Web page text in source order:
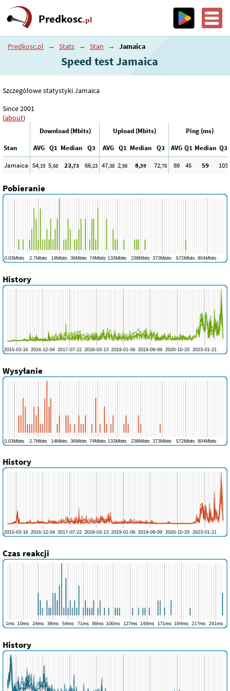
Predkosc.pl
Predkosc.pl → Stats → Stan → Jamaica
Speed test Jamaica
Szczegółowe statystyki Jamaica
Since 2001
(about)
Download (Mbits) Upload (Mbits)
Ping (ms)
Stan
AVG Q1 Median Q3 AVG Q1 Median Q3 AVG Q1 Median Q3
Jamaica 54,19 5,68 23,73 66,23 47,38 2,98 8,59 72,75 89 45 59 103
Pobieranie
History
Wysyłanie
History
Czas reakcji
History